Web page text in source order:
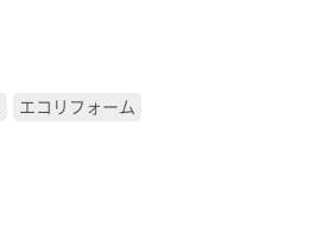
エコリフォーム